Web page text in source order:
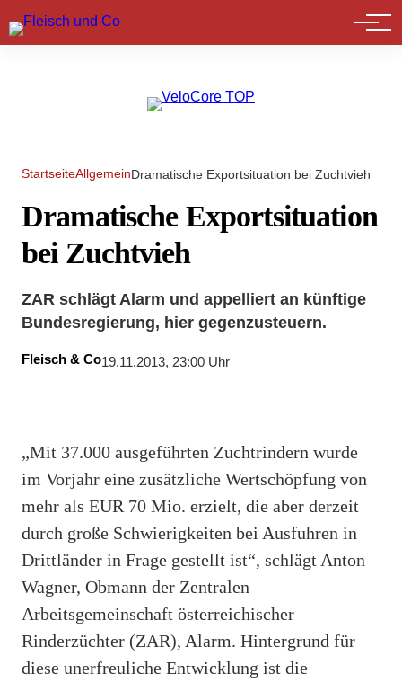
Marktführer
StartseiteAllgemeinDramatische Exportsituation bei Zuchtvieh
Dramatische Exportsituation
bei Zuchtvieh
ZAR schlägt Alarm und appelliert an künftige
Bundesregierung, hier gegenzusteuern.
Fleisch & Co19.11.2013, 23:00 Uhr
„Mit 37.000 ausgeführten Zuchtrindern wurde
im Vorjahr eine zusätzliche Wertschöpfung von
mehr als EUR 70 Mio. erzielt, die aber derzeit
durch große Schwierigkeiten bei Ausfuhren in
Drittländer in Frage gestellt ist“, schlägt Anton
Wagner, Obmann der Zentralen
Arbeitsgemeinschaft österreichischer
Rinderzüchter (ZAR), Alarm. Hintergrund für
diese unerfreuliche Entwicklung ist die